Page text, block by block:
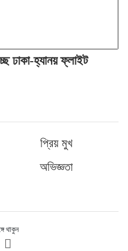
ঢাকা-হ্যানয় ফ্লাইট
প্রিয় মুখ
অভিজ্ঞতা
থাকুন